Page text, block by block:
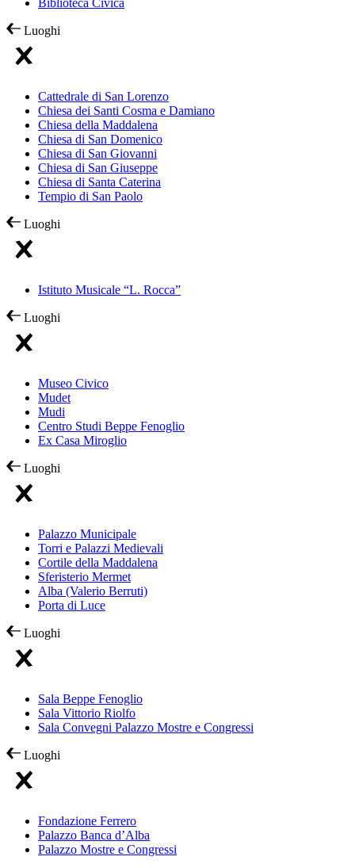
Biblioteca Civica
Luoghi
Cattedrale di San Lorenzo
Chiesa dei Santi Cosma e Damiano
Chiesa della Maddalena
Chiesa di San Domenico
Chiesa di San Giovanni
Chiesa di San Giuseppe
Chiesa di Santa Caterina
Tempio di San Paolo
Luoghi
Istituto Musicale “L. Rocca”
Luoghi
Museo Civico
Mudet
Mudi
Centro Studi Beppe Fenoglio
Ex Casa Miroglio
Luoghi
Palazzo Municipale
Torri e Palazzi Medievali
Cortile della Maddalena
Sferisterio Mermet
Alba (Valerio Berruti)
Porta di Luce
Luoghi
Sala Beppe Fenoglio
Sala Vittorio Riolfo
Sala Convegni Palazzo Mostre e Congressi
Luoghi
Fondazione Ferrero
Palazzo Banca d’Alba
Palazzo Mostre e Congressi